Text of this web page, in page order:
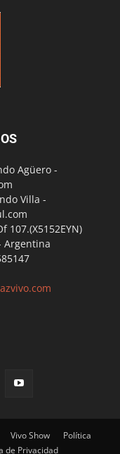
Agüero -
Villa -
107.(X5152EYN)
Argentina
Vivo Show
Política
de Privacidad